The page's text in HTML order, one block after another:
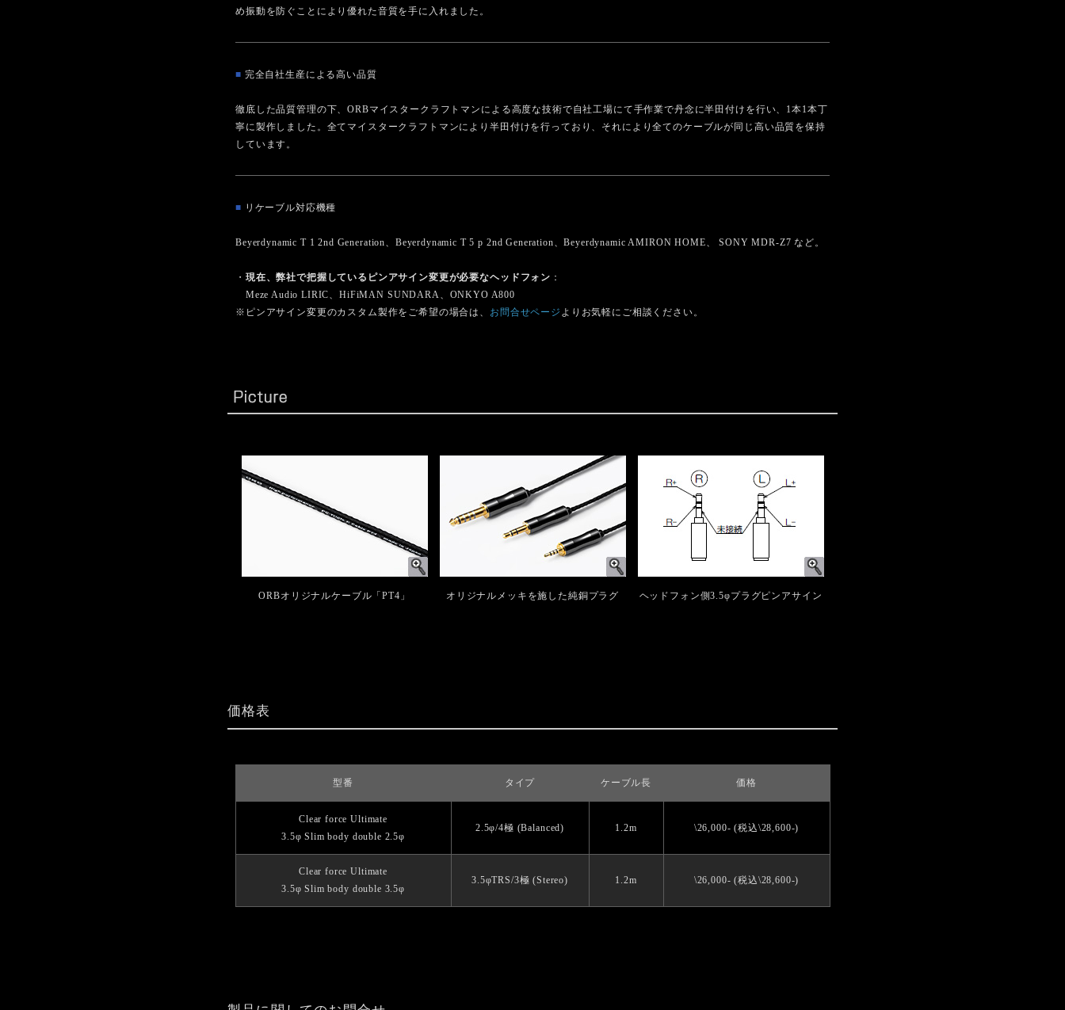
め振動を防ぐことにより優れた音質を手に入れました。
■ 完全自社生産による高い品質
徹底した品質管理の下、ORBマイスタークラフトマンによる高度な技術で自社工場にて手作業で丹念に半田付けを行い、1本1本丁
寧に製作しました。全てマイスタークラフトマンにより半田付けを行っており、それにより全てのケーブルが同じ高い品質を保持
しています。
■ リケーブル対応機種
Beyerdynamic T 1 2nd Generation、Beyerdynamic T 5 p 2nd Generation、Beyerdynamic AMIRON HOME、 SONY MDR-Z7 など。
・ 現在、弊社で把握しているピンアサイン変更が必要なヘッドフォン ：
Meze Audio LIRIC、HiFiMAN SUNDARA、ONKYO A800
※ピンアサイン変更のカスタム製作をご希望の場合は、 お問合せページ よりお気軽にご相談ください。
ORBオリジナルケーブル「PT4」 オリジナルメッキを施した純銅プラグ ヘッドフォン側3.5φプラグピンアサイン
価格表
型番 タイプ ケーブル長 価格
Clear force Ultimate
3.5φ Slim body double 2.5φ
2.5φ/4極 (Balanced) 1.2m \26,000- (税込\28,600-)
Clear force Ultimate
3.5φ Slim body double 3.5φ
3.5φTRS/3極 (Stereo) 1.2m \26,000- (税込\28,600-)